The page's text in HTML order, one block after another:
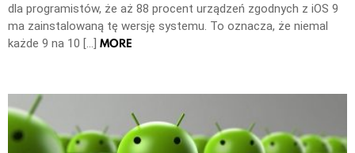
dla programistów, że aż 88 procent urządzeń zgodnych z iOS 9
ma zainstalowaną tę wersję systemu. To oznacza, że niemal
każde 9 na 10 […] MORE